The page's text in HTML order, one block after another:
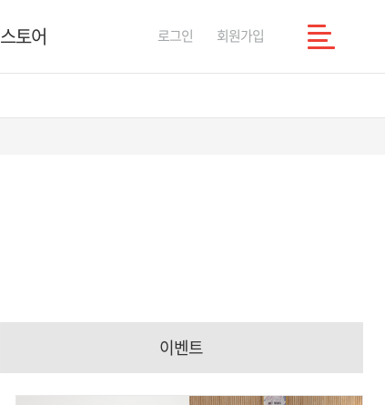
스토어 로그인 회원가입
이벤트